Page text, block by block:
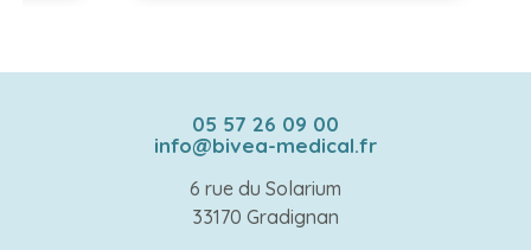
05 57 26 09 00
info@bivea-medical.fr
6 rue du Solarium
33170 Gradignan